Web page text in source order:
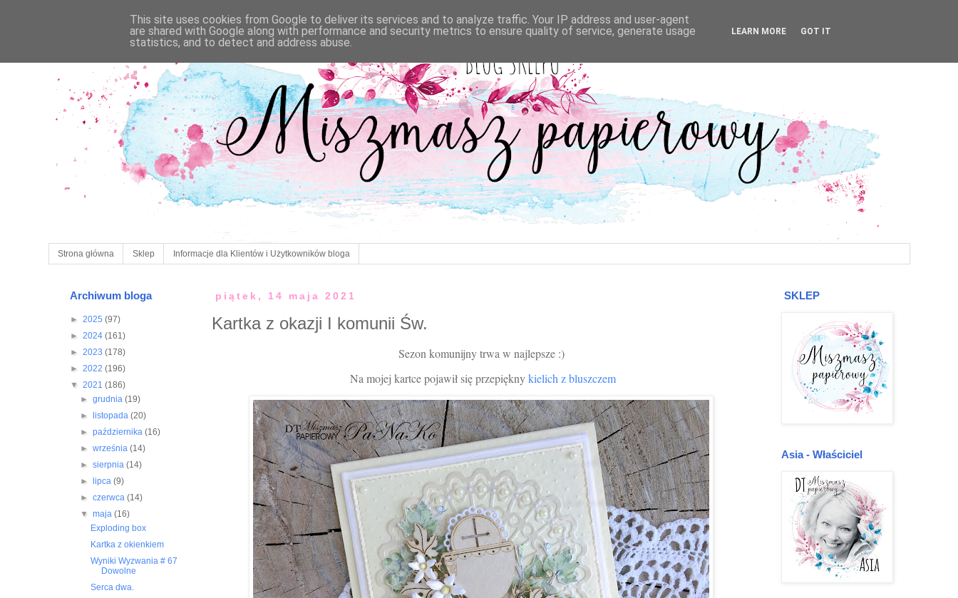
Strona główna Sklep Informacje dla Klientów i Użytkowników bloga
piątek, 14 maja 2021
Kartka z okazji I komunii Św.
Sezon komunijny trwa w najlepsze :)
Na mojej kartce pojawił się przepięknykielich z bluszczem
Archiwum bloga
► 2025 (97)
► 2024 (161)
► 2023 (178)
► 2022 (196)
▼ 2021 (186)
► grudnia (19)
►
listopada (20)
► października (16)
► września (14)
► sierpnia (14)
►
lipca (9)
► czerwca (14)
▼ maja (16)
Exploding box
Kartka z okienkiem
Wyniki Wyzwania # 67
Dowolne
Serca dwa.
SKLEP
Asia - Właściciel
This site uses cookies from Google to deliver its services and to analyze traffic. Your IP address and user-agent
are shared with Google along with performance and security metrics to ensure quality of service, generate usage
statistics, and to detect and address abuse.
LEARN MORE GOT IT